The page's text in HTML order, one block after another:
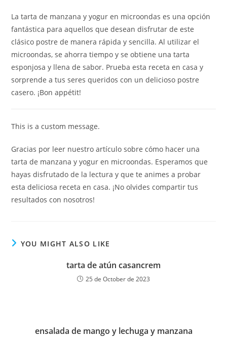
La tarta de manzana y yogur en microondas es una opción
fantástica para aquellos que desean disfrutar de este
clásico postre de manera rápida y sencilla. Al utilizar el
microondas, se ahorra tiempo y se obtiene una tarta
esponjosa y llena de sabor. Prueba esta receta en casa y
sorprende a tus seres queridos con un delicioso postre
casero. ¡Bon appétit!
This is a custom message.
Gracias por leer nuestro artículo sobre cómo hacer una
tarta de manzana y yogur en microondas. Esperamos que
hayas disfrutado de la lectura y que te animes a probar
esta deliciosa receta en casa. ¡No olvides compartir tus
resultados con nosotros!
YOU MIGHT ALSO LIKE
tarta de atún casancrem
25 de October de 2023
ensalada de mango y lechuga y manzana